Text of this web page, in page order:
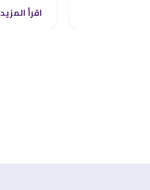
اقرأ المزيد